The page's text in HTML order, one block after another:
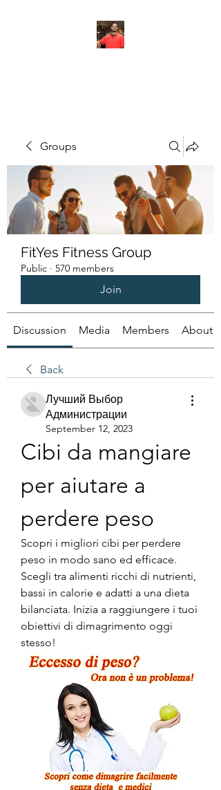
Groups
FitYes Fitness Group
Public · 570 members
Join
Discussion Media Members About
Back
Лучший Выбор
Администрации
September 12, 2023
Cibi da mangiare
per aiutare a
perdere peso
Scopri i migliori cibi per perdere
peso in modo sano ed efficace.
Scegli tra alimenti ricchi di nutrienti,
bassi in calorie e adatti a una dieta
bilanciata. Inizia a raggiungere i tuoi
obiettivi di dimagrimento oggi
stesso!